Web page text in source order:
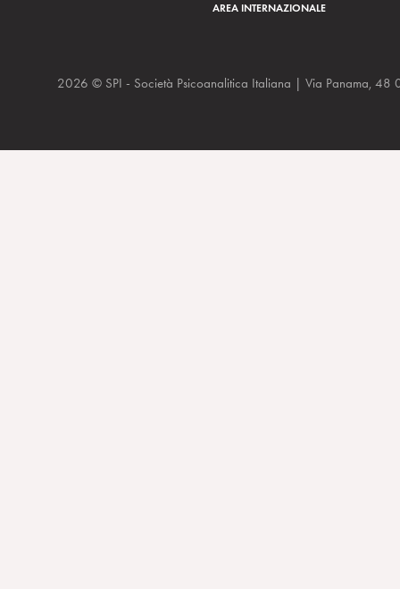
AREA INTERNAZIONALE
2026 © SPI - Società Psicoanalitica Italiana | Via Panama,